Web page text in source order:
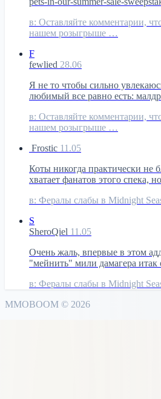
в: Оставляйте комментарии,
нашем розыгрыше …
F
fewlied 28.06
Я не то чтобы сильно
любимый все равно есть:
в: Оставляйте комментарии,
нашем розыгрыше …
Frostic 11.05
Коты никогда практически не
хватает фанатов этого спека,
в: Фералы слабы в Midnight
S
SheroQiel 11.05
Очень жаль, впервые в этом
"мейнить" мили дамагера
в: Фералы слабы в Midnight
MMOBOOM © 2026